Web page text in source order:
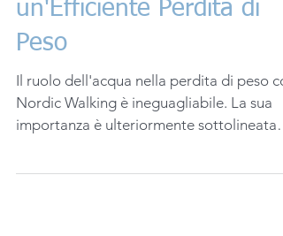
Dinamico per
un'Efficiente Perdita di
Peso
Il ruolo dell'acqua nella perdita di peso con
Nordic Walking è ineguagliabile. La sua
quando si...